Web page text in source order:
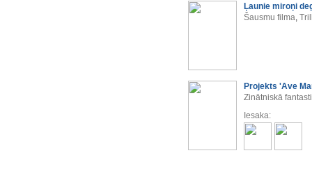
Ļaunie miroņi
Šausmu filma,
Projekts 'Ave
Zinātniskā
Iesaka: